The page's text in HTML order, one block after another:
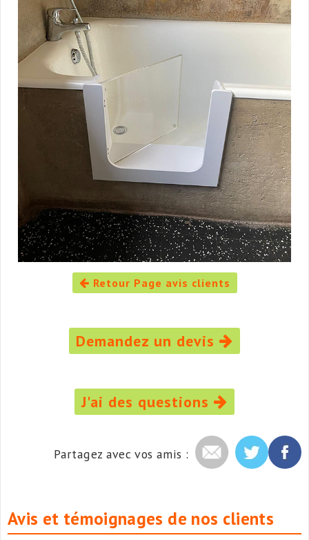
Retour Page avis clients
Demandez un devis
J'ai des questions
Partagez avec vos amis :
Avis et témoignages de nos clients